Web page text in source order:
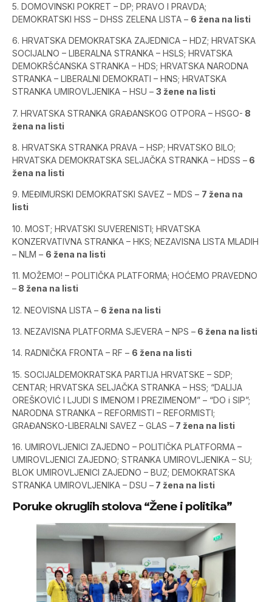
5. DOMOVINSKI POKRET – DP; PRAVO I PRAVDA;
DEMOKRATSKI HSS – DHSS ZELENA LISTA – 6 žena na listi
6. HRVATSKA DEMOKRATSKA ZAJEDNICA – HDZ; HRVATSKA
SOCIJALNO – LIBERALNA STRANKA – HSLS; HRVATSKA
DEMOKRŠĆANSKA STRANKA – HDS; HRVATSKA NARODNA
STRANKA – LIBERALNI DEMOKRATI – HNS; HRVATSKA
STRANKA UMIROVLJENIKA – HSU – 3 žene na listi
7. HRVATSKA STRANKA GRAĐANSKOG OTPORA – HSGO- 8
žena na listi
8. HRVATSKA STRANKA PRAVA – HSP; HRVATSKO BILO;
HRVATSKA DEMOKRATSKA SELJAČKA STRANKA – HDSS – 6
žena na listi
9. MEĐIMURSKI DEMOKRATSKI SAVEZ – MDS – 7 žena na
listi
10. MOST; HRVATSKI SUVERENISTI; HRVATSKA
KONZERVATIVNA STRANKA – HKS; NEZAVISNA LISTA MLADIH
– NLM – 6 žena na listi
11. MOŽEMO! – POLITIČKA PLATFORMA; HOĆEMO PRAVEDNO
– 8 žena na listi
12. NEOVISNA LISTA – 6 žena na listi
13. NEZAVISNA PLATFORMA SJEVERA – NPS – 6 žena na listi
14. RADNIČKA FRONTA – RF – 6 žena na listi
15. SOCIJALDEMOKRATSKA PARTIJA HRVATSKE – SDP;
CENTAR; HRVATSKA SELJAČKA STRANKA – HSS; “DALIJA
OREŠKOVIĆ I LJUDI S IMENOM I PREZIMENOM” – “DO i SIP”;
NARODNA STRANKA – REFORMISTI – REFORMISTI;
GRAĐANSKO-LIBERALNI SAVEZ – GLAS – 7 žena na listi
16. UMIROVLJENICI ZAJEDNO – POLITIČKA PLATFORMA –
UMIROVLJENICI ZAJEDNO; STRANKA UMIROVLJENIKA – SU;
BLOK UMIROVLJENICI ZAJEDNO – BUZ; DEMOKRATSKA
STRANKA UMIROVLJENIKA – DSU – 7 žena na listi
Poruke okruglih stolova “Žene i politika”